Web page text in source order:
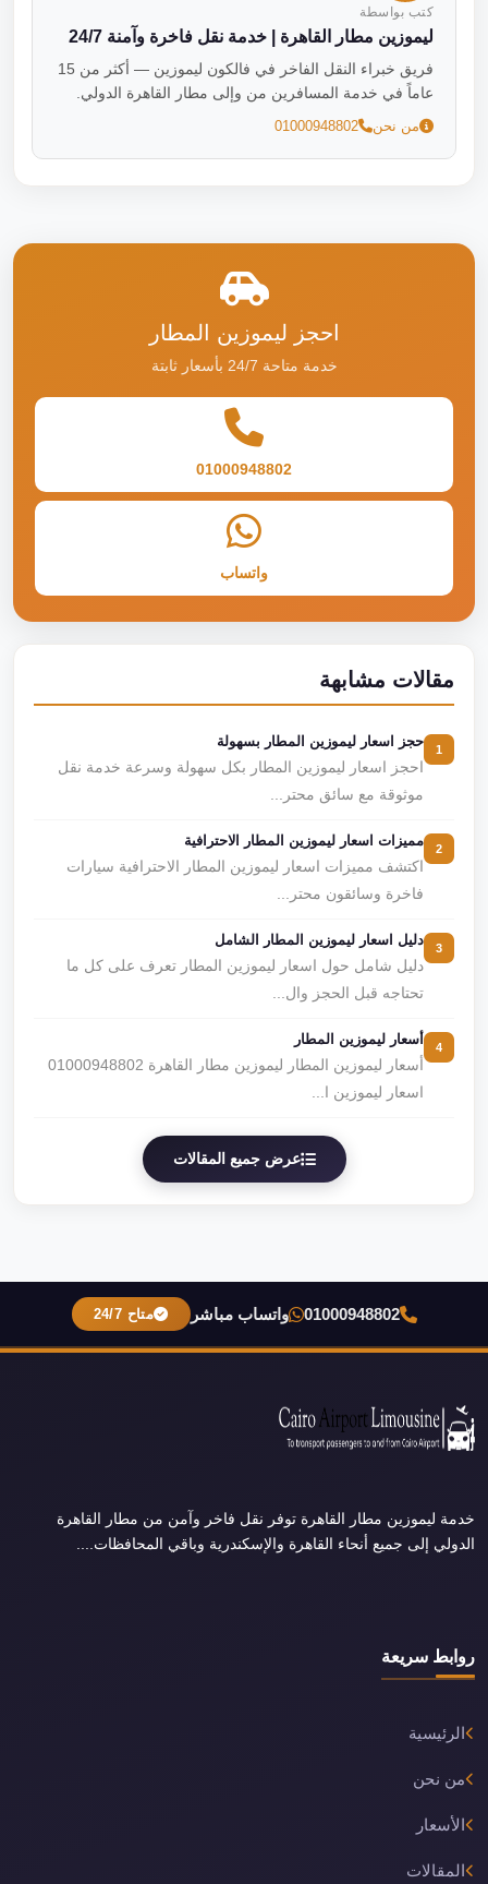
كتب بواسطة
ليموزين مطار القاهرة | خدمة نقل فاخرة وآمنة 24/7
فريق خبراء النقل الفاخر في فالكون ليموزين — أكثر من 15
عاماً في خدمة المسافرين من وإلى مطار القاهرة الدولي.
من نحن 01000948802
احجز ليموزين المطار
خدمة متاحة 24/7 بأسعار ثابتة
01000948802
واتساب
مقالات مشابهة
حجز اسعار ليموزين المطار بسهولة
احجز اسعار ليموزين المطار بكل سهولة وسرعة خدمة نقل
موثوقة مع سائق محتر...
مميزات اسعار ليموزين المطار الاحترافية
اكتشف مميزات اسعار ليموزين المطار الاحترافية سيارات
فاخرة وسائقون محتر...
دليل اسعار ليموزين المطار الشامل
دليل شامل حول اسعار ليموزين المطار تعرف على كل ما
تحتاجه قبل الحجز وال...
أسعار ليموزين المطار
أسعار ليموزين المطار ليموزين مطار القاهرة 01000948802
اسعار ليموزين ا...
عرض جميع المقالات
01000948802 واتساب مباشر متاح 24/7
خدمة ليموزين مطار القاهرة توفر نقل فاخر وآمن من مطار القاهرة
الدولي إلى جميع أنحاء القاهرة والإسكندرية وباقي المحافظات....
روابط سريعة
الرئيسية
من نحن
الأسعار
المقالات